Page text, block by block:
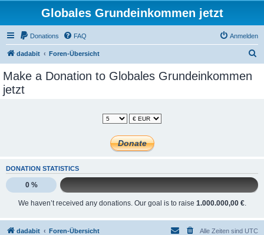
Globales Grundeinkommen jetzt
Donations FAQ Anmelden
dadabit Foren-Übersicht
Make a Donation to Globales Grundeinkommen
jetzt
DONATION STATISTICS
0 %
We haven’t received any donations. Our goal is to raise 1.000.000,00 €.
dadabit Foren-Übersicht Alle Zeiten sind UTC